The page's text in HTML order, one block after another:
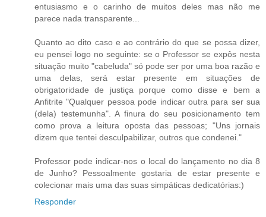
entusiasmo e o carinho de muitos deles mas não me
parece nada transparente...
Quanto ao dito caso e ao contrário do que se possa dizer,
eu pensei logo no seguinte: se o Professor se expôs nesta
situação muito "cabeluda" só pode ser por uma boa razão e
uma delas, será estar presente em situações de
obrigatoridade de justiça porque como disse e bem a
Anfitrite "Qualquer pessoa pode indicar outra para ser sua
(dela) testemunha". A finura do seu posicionamento tem
como prova a leitura oposta das pessoas; "Uns jornais
dizem que tentei desculpabilizar, outros que condenei."
Professor pode indicar-nos o local do lançamento no dia 8
de Junho? Pessoalmente gostaria de estar presente e
colecionar mais uma das suas simpáticas dedicatórias:)
Responder